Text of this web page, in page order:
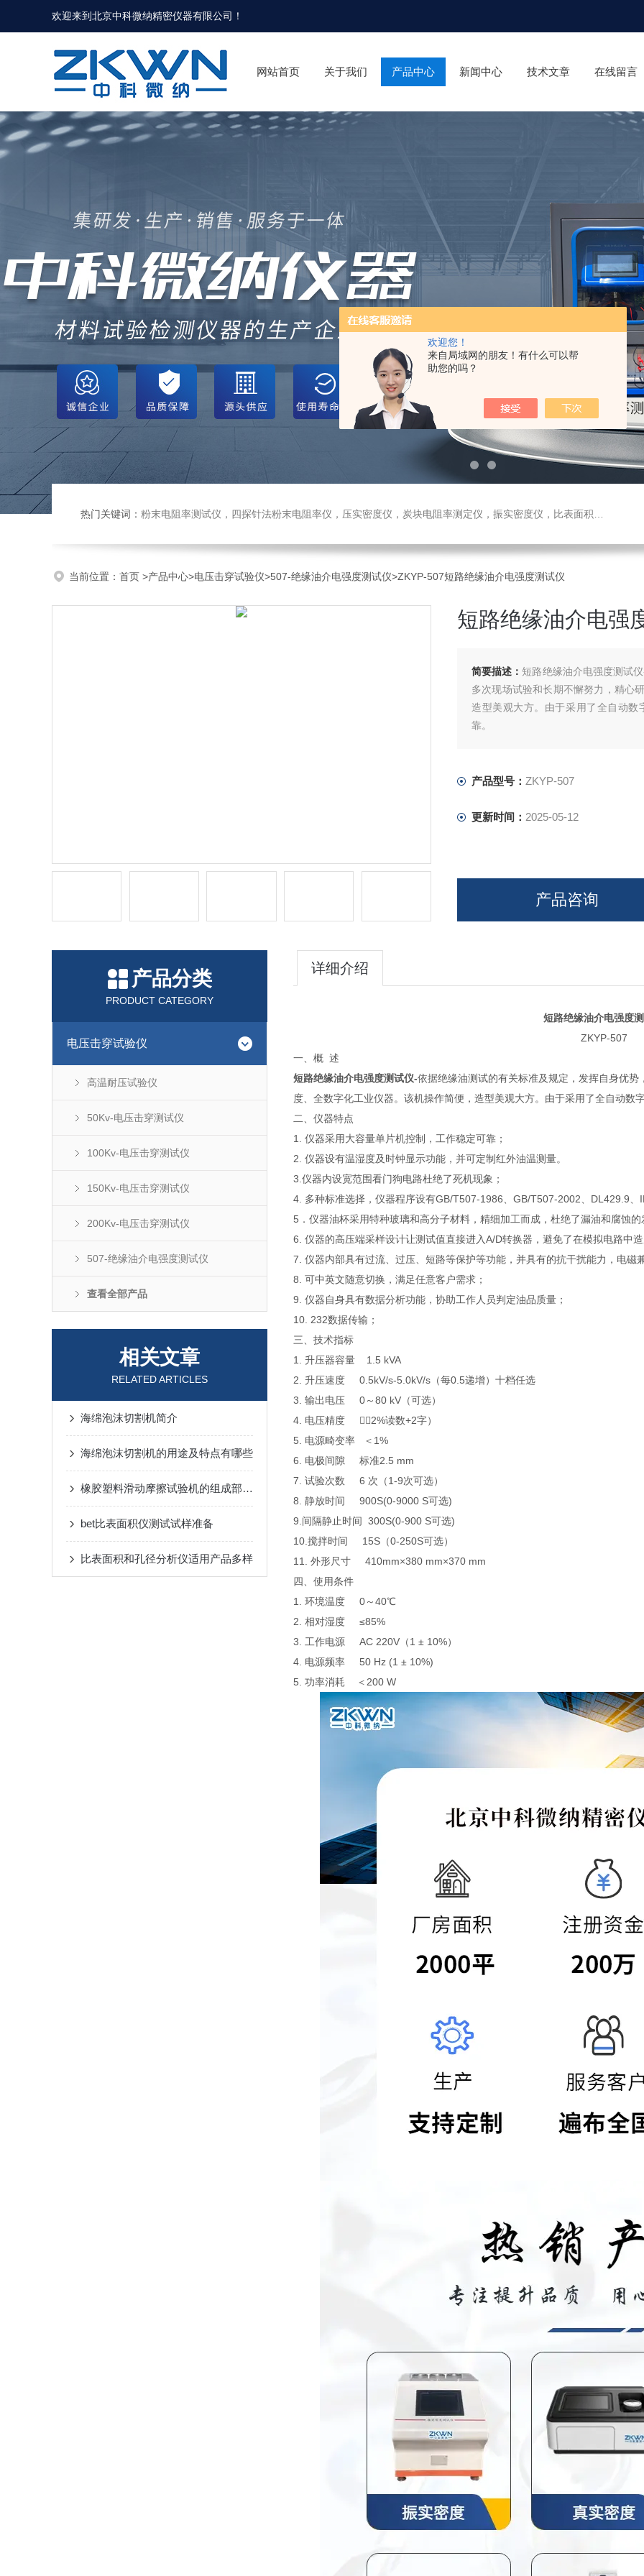
欢迎您！
来自局域网的朋友！有什么可以帮
助您的吗？
欢迎来到北京中科微纳精密仪器有限公司！
网站首页 关于我们 产品中心 新闻中心 技术文章 在线留言
热门关键词： 粉末电阻率测试仪，四探针法粉末电阻率仪，压实密度仪，炭块电阻率测定仪，振实密度仪，比表面积测试仪，真密度仪，炭块热膨胀仪，炭块透气率仪，炭块二氧化碳反应测定仪
当前位置： 首页 >产品中心>电压击穿试验仪>507-绝缘油介电强度测试仪>ZKYP-507短路绝缘油介电强度测试仪
短路绝缘油介电强
简要描述： 短路绝缘油介电强度测试
多次现场试验和长期不懈努力，精心
造型美观大方。由于采用了全自动
靠。
产品型号： ZKYP-507
更新时间： 2025-05-12
产品咨询
产品分类
PRODUCT CATEGORY
电压击穿试验仪
高温耐压试验仪
50Kv-电压击穿测试仪
100Kv-电压击穿测试仪
150Kv-电压击穿测试仪
200Kv-电压击穿测试仪
507-绝缘油介电强度测试仪
查看全部产品
相关文章
RELATED ARTICLES
海绵泡沫切割机简介
海绵泡沫切割机的用途及特点有哪些
橡胶塑料滑动摩擦试验机的组成部分和使用的详细步骤
bet比表面积仪测试试样准备
比表面积和孔径分析仪适用产品多样
详细介绍
短路绝缘油介电强度
ZKYP-507
一、概 述
短路绝缘油介电强度测试仪-依据绝缘油测试的有关标准及规定，发挥自身优
度、全数字化工业仪器。该机操作简便，造型美观大方。由于采用了全自动
二、仪器特点
1. 仪器采用大容量单片机控制，工作稳定可靠；
2. 仪器设有温湿度及时钟显示功能，并可定制红外油温测量。
3.仪器内设宽范围看门狗电路杜绝了死机现象；
4. 多种标准选择，仪器程序设有GB/T507-1986、GB/T507-2002、DL429.9
5．仪器油杯采用特种玻璃和高分子材料，精细加工而成，杜绝了漏油和腐蚀的
6. 仪器的高压端采样设计让测试值直接进入A/D转换器，避免了在模拟电路中
7. 仪器内部具有过流、过压、短路等保护等功能，并具有的抗干扰能力，电磁
8. 可中英文随意切换，满足任意客户需求；
9. 仪器自身具有数据分析功能，协助工作人员判定油品质量；
10. 232数据传输；
三、技术指标
1. 升压器容量 1.5 kVA
2. 升压速度 0.5kV/s-5.0kV/s（每0.5递增）十档任选
3. 输出电压 0～80 kV（可选）
4. 电压精度 （2%读数+2字）
5. 电源畸变率 ＜1%
6. 电极间隙 标准2.5 mm
7. 试验次数 6 次（1-9次可选）
8. 静放时间 900S(0-9000 S可选)
9.间隔静止时间 300S(0-900 S可选)
10.搅拌时间 15S（0-250S可选）
11. 外形尺寸 410mm×380 mm×370 mm
四、使用条件
1. 环境温度 0～40℃
2. 相对湿度 ≤85%
3. 工作电源 AC 220V（1 ± 10%）
4. 电源频率 50 Hz (1 ± 10%)
5. 功率消耗 ＜200 W